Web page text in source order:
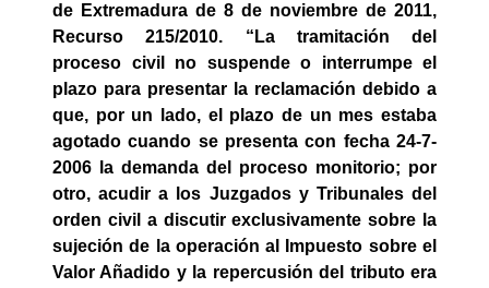
de Extremadura de 8 de noviembre de 2011,
Recurso 215/2010. “La tramitación del
proceso civil no suspende o interrumpe el
plazo para presentar la reclamación debido a
que, por un lado, el plazo de un mes estaba
agotado cuando se presenta con fecha 24-7-
2006 la demanda del proceso monitorio; por
otro, acudir a los Juzgados y Tribunales del
orden civil a discutir exclusivamente sobre la
sujeción de la operación al Impuesto sobre el
Valor Añadido y la repercusión del tributo era